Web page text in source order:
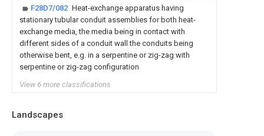
F28D7/082 Heat-exchange apparatus having
stationary tubular conduit assemblies for both heat-
exchange media, the media being in contact with
different sides of a conduit wall the conduits being
otherwise bent, e.g. in a serpentine or zig-zag with
serpentine or zig-zag configuration
View 6 more classifications
Landscapes